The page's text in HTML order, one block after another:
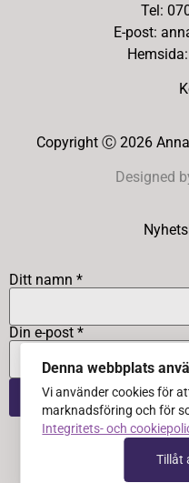
Tel:
E-post:
Copyright Ⓒ 2026
Designed
Ditt namn *
Din e-post *
Denna webbplats
Vi använder cookies för
marknadsföring och för
Integritets- och
Tillåt